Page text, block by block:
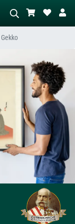
de scène – bijv. groene
met veel rood, donker
staand naakt naast
een boom.